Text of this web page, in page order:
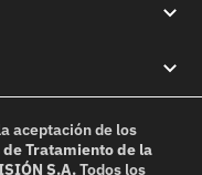
aceptación de los
Tratamiento de la
S.A.Todos los